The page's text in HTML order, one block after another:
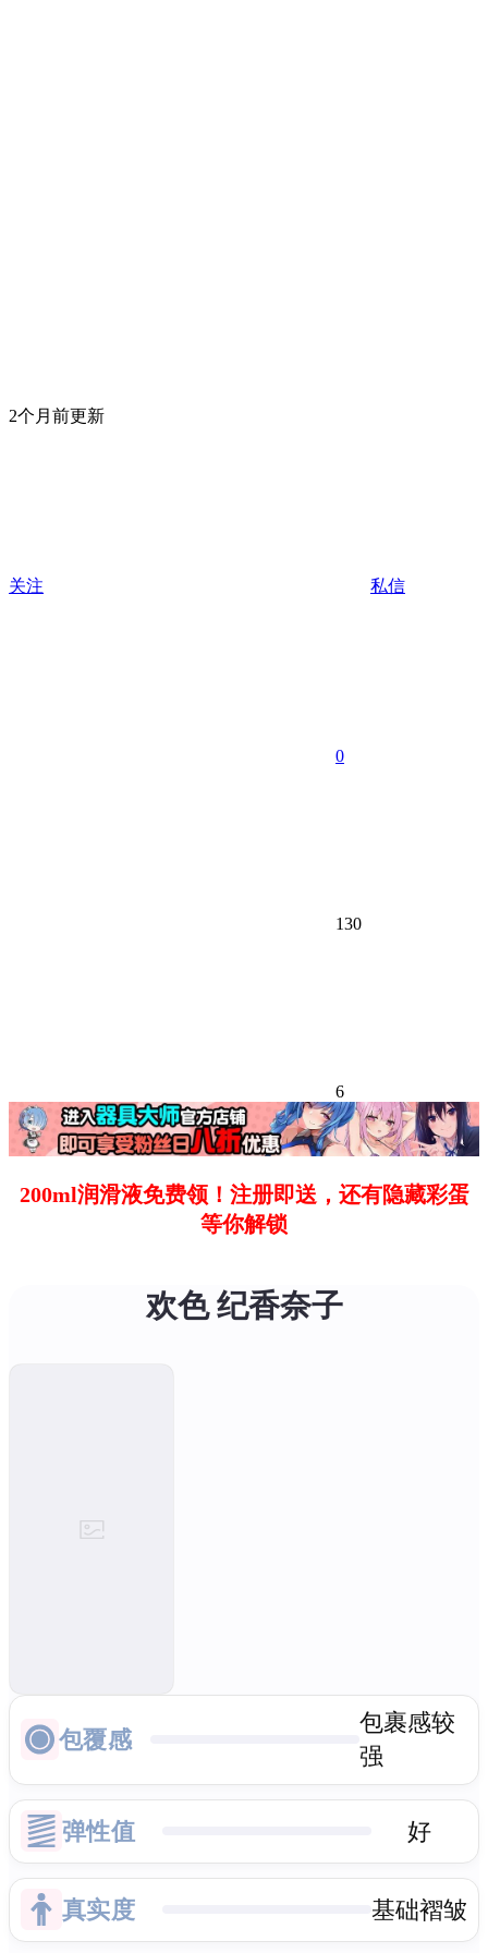
2个月前更新
关注 私信
0
130
6
200ml润滑液免费领！注册即送，还有隐藏彩蛋
等你解锁
欢色 纪香奈子
包覆感
包裹感较
强
弹性值 好
真实度 基础褶皱